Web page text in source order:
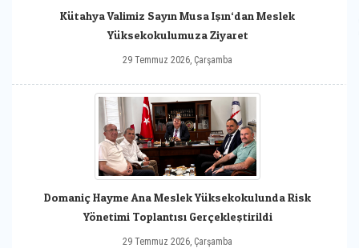
Kütahya Valimiz Sayın Musa Işın‘dan Meslek
Yüksekokulumuza Ziyaret
29 Temmuz 2026, Çarşamba
Domaniç Hayme Ana Meslek Yüksekokulunda Risk
Yönetimi Toplantısı Gerçekleştirildi
29 Temmuz 2026, Çarşamba